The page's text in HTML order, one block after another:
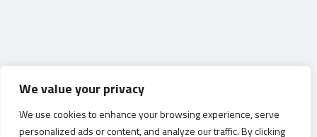
We value your privacy
We use cookies to enhance your browsing experience, serve
personalized ads or content, and analyze our traffic. By clicking